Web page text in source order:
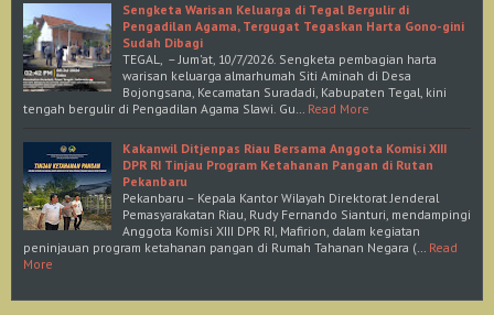
Sengketa Warisan Keluarga di Tegal Bergulir di
Pengadilan Agama, Tergugat Tegaskan Harta Gono-gini
Sudah Dibagi
TEGAL, – Jum'at, 10/7/2026. Sengketa pembagian harta
warisan keluarga almarhumah Siti Aminah di Desa
Bojongsana, Kecamatan Suradadi, Kabupaten Tegal, kini
tengah bergulir di Pengadilan Agama Slawi. Gu… Read More
Kakanwil Ditjenpas Riau Bersama Anggota Komisi XIII
DPR RI Tinjau Program Ketahanan Pangan di Rutan
Pekanbaru
Pekanbaru – Kepala Kantor Wilayah Direktorat Jenderal
Pemasyarakatan Riau, Rudy Fernando Sianturi, mendampingi
Anggota Komisi XIII DPR RI, Mafirion, dalam kegiatan
peninjauan program ketahanan pangan di Rumah Tahanan Negara (… Read
More